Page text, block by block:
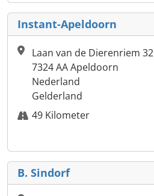
Instant-Apeldoorn
Laan van de Dierenriem 32
7324 AA Apeldoorn
Nederland
Gelderland
49 Kilometer
B. Sindorf